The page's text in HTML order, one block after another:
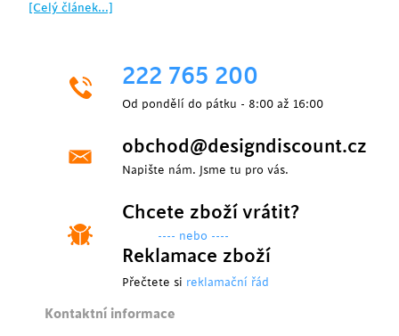
[Celý článek...]
222 765 200
Od pondělí do pátku - 8:00 až 16:00
obchod@designdiscount.cz
Napište nám. Jsme tu pro vás.
Chcete zboží vrátit?
---- nebo ----
Reklamace zboží
Přečtete si reklamační řád
Kontaktní informace